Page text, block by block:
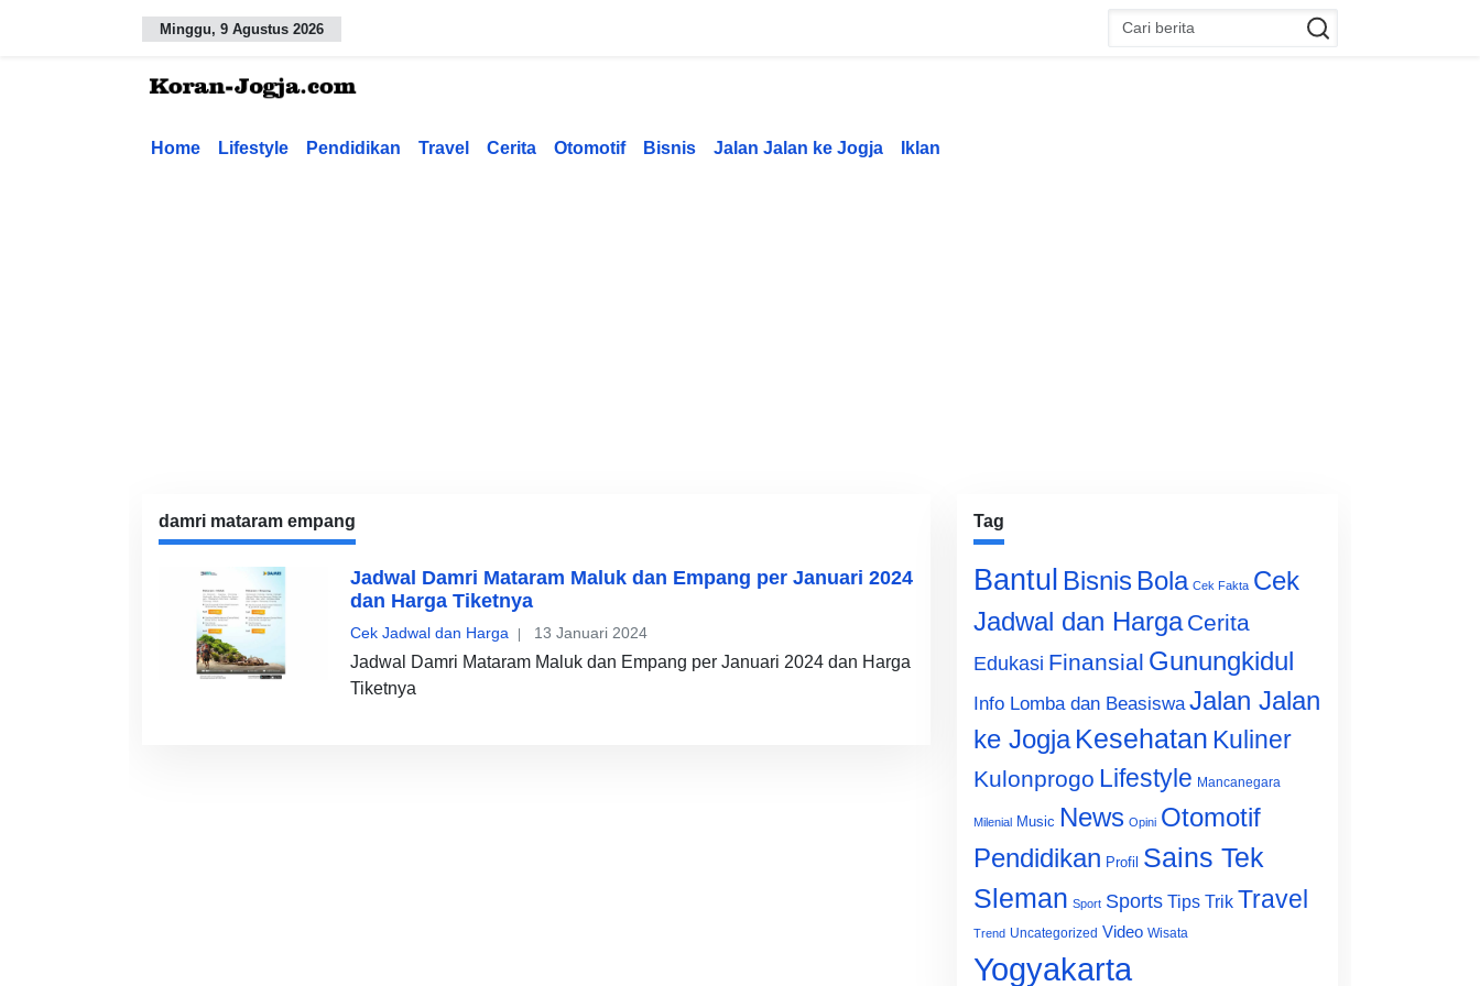
Minggu, 9 Agustus 2026
Home Lifestyle Pendidikan Travel Cerita Otomotif Bisnis Jalan Jalan ke Jogja Iklan
damri mataram empang
Jadwal Damri Mataram Maluk dan Empang per Januari 2024
dan Harga Tiketnya
Cek Jadwal dan Harga 13 Januari 2024
Jadwal Damri Mataram Maluk dan Empang per Januari 2024 dan Harga
Tiketnya
Tag
Bantul Bisnis Bola Cek Fakta Cek
Jadwal dan Harga Cerita
Edukasi Finansial Gunungkidul
Info Lomba dan Beasiswa Jalan Jalan
ke Jogja Kesehatan Kuliner
Kulonprogo Lifestyle Mancanegara
Milenial Music News Opini Otomotif
Pendidikan Profil Sains Tek
Sleman Sport Sports Tips Trik Travel
Trend Uncategorized Video Wisata
Yogyakarta